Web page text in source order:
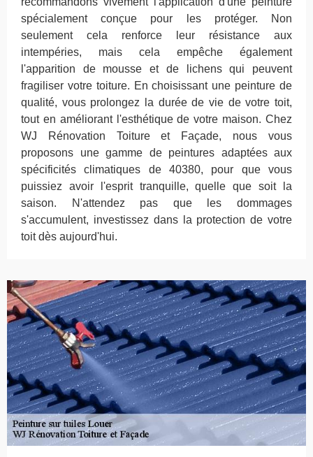
spécialement conçue pour les protéger. Non
seulement cela renforce leur résistance aux
intempéries, mais cela empêche également
l'apparition de mousse et de lichens qui peuvent
fragiliser votre toiture. En choisissant une peinture de
qualité, vous prolongez la durée de vie de votre toit,
tout en améliorant l'esthétique de votre maison. Chez
WJ Rénovation Toiture et Façade, nous vous
proposons une gamme de peintures adaptées aux
spécificités climatiques de 40380, pour que vous
puissiez avoir l'esprit tranquille, quelle que soit la
saison. N'attendez pas que les dommages
s'accumulent, investissez dans la protection de votre
toit dès aujourd'hui.